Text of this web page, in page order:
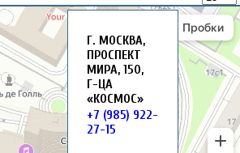
Г. МОСКВА,
ПРОСПЕКТ
МИРА, 150,
Г-ЦА
«КОСМОС»
+7 (985) 922-
27-15